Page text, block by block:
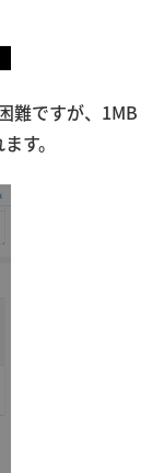
難ですが、1MB
す。